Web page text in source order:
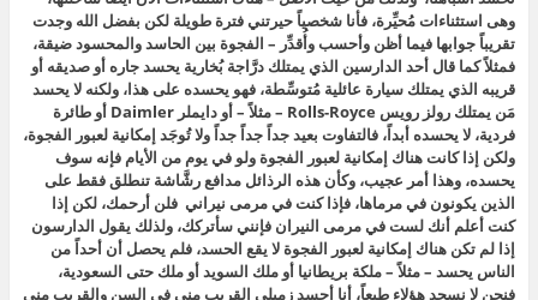
وهى استثناءات مُحيِّرة، فأنا شخصياً حيرتني فترة طويلة لكن بفضل الله وجدت
تقريباً جوابها فيما أظن وأحسب وأُقدِّر – الفجوة بين الحاسد والمحسود ضيقة،
فمثلاً كما قال أحد الدارسين الذي يمتلك درَّاجة بُخارية يحسد جاره أو صديقه أو
قريبه الذي يمتلك سيارة عائلية مُتوسِّطة، فهو يحسده على هذا، ولكنه لا يحسد
مَن يمتلك رولز رويس Rolls-Royce – مثلاً – أو دايملر Daimler أو طائرة
فردية، لا يحسده أبداً، فالتفاوت بعيد جداً جداً جداً ولا تُوجَد إمكانية لعبور الفجوة،
ولكن إذا كانت هناك إمكانية لعبور الفجوة ولو في يوم من الأيام فإنه سوف
يحسده، وهذا أمر عجيب، وكأن هذه الرذائل مدافع رشَّاشة تنطلق فقط على
الذين يكونون في مرماها، فإذا كنت في مرمى نيراني فلن أرحمك، لكن إذا
كنت أعلم أنك لست في مرمى النيران فإنني سأتركك، ولذلك يقول الدارسون
إذا لم تكن هناك إمكانية لعبور الفجوة لا يقع الحسد، فلم يحصل أن أحداً من
الناس يحسد – مثلاً – ملكة بريطانيا أو ملك السويد أو ملك حتى السعودية،
فنحن لا نسحد هؤلاء طبعاً، أنا أحسد زميلي القريب مني في السن والقريب مني